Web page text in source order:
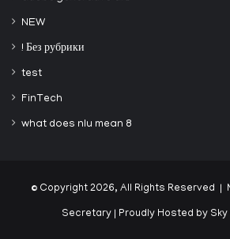
NEW
! Без рубрики
test
FinTech
what does nlu mean 8
© Copyright 2026, All Rights Reserved |
Secretary | Proudly Hosted by